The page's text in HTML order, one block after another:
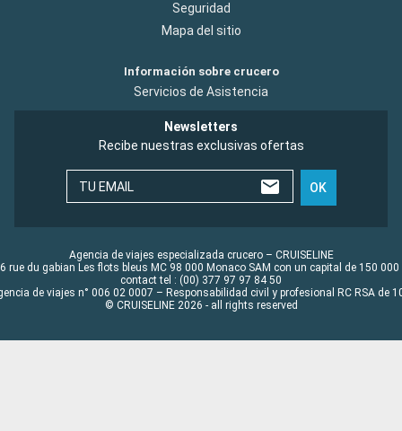
Seguridad
Mapa del sitio
Información sobre crucero
Servicios de Asistencia
Newsletters
Recibe nuestras exclusivas ofertas
TU EMAIL OK
Agencia de viajes especializada crucero – CRUISELINE
rue du gabian Les flots bleus MC 98 000 Monaco SAM con un capital de 150 000
contact tel : (00) 377 97 97 84 50
de viajes n° 006 02 0007 – Responsabilidad civil y profesional RC RSA de
© CRUISELINE 2026 - all rights reserved